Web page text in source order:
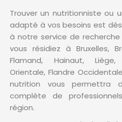
Trouver un nutritionniste ou
adapté à vos besoins est
à notre service de
vous résidiez à Bruxelles,
Flamand, Hainaut, Liège,
Orientale, Flandre
nutrition vous permettra
complète de
région.